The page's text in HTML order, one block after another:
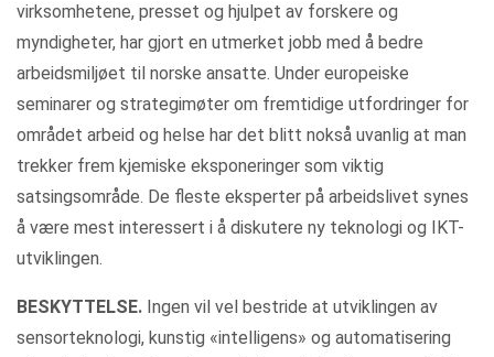
virksomhetene, presset og hjulpet av forskere og
myndigheter, har gjort en utmerket jobb med å bedre
arbeidsmiljøet til norske ansatte. Under europeiske
seminarer og strategimøter om fremtidige utfordringer for
området arbeid og helse har det blitt nokså uvanlig at man
trekker frem kjemiske eksponeringer som viktig
satsingsområde. De fleste eksperter på arbeidslivet synes
å være mest interessert i å diskutere ny teknologi og IKT-
utviklingen.
BESKYTTELSE. Ingen vil vel bestride at utviklingen av
sensorteknologi, kunstig «intelligens» og automatisering